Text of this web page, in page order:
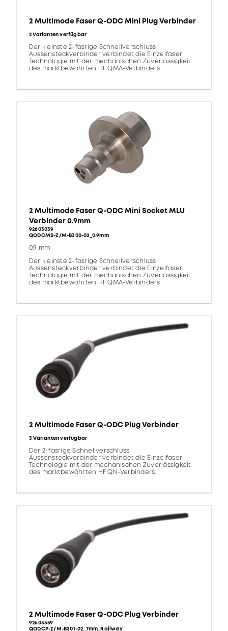
2 Multimode Faser Q-ODC Mini Plug Verbinder
2 Varianten verfügbar
Der kleinste 2-fasrige Schnellverschluss
Aussensteckverbinder verbindet die Einzelfaser
Technologie mit der mechanischen Zuverlässigkeit
des marktbewährten HF QMA-Verbinders.
2 Multimode Faser Q-ODC Mini Socket MLU
Verbinder 0.9mm
92603039
QODCMS-Z/M-B300-02_0.9mm
0.9 mm
Der kleinste 2-fasrige Schnellverschluss
Aussensteckverbinder verbindet die Einzelfaser
Technologie mit der mechanischen Zuverlässigkeit
des marktbewährten HF QMA-Verbinders.
2 Multimode Faser Q-ODC Plug Verbinder
3 Varianten verfügbar
Der 2-fasrige Schnellverschluss
Aussensteckverbinder verbindet die Einzelfaser
Technologie mit der mechanischen Zuverlässigkeit
des marktbewährten HF QN-Verbinders.
2 Multimode Faser Q-ODC Plug Verbinder
92603359
QODCP-Z/M-B301-02_7mm_Railway